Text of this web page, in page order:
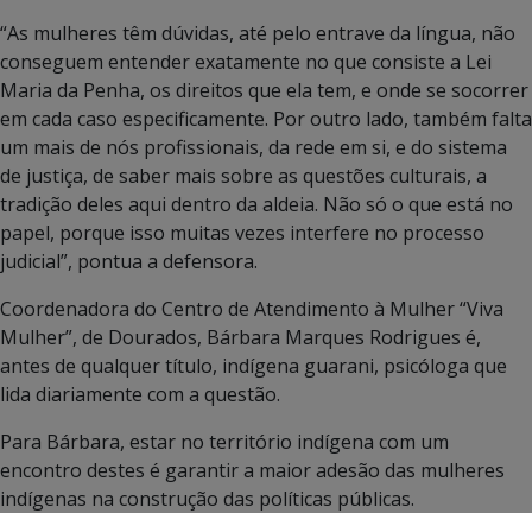
“As mulheres têm dúvidas, até pelo entrave da língua, não
conseguem entender exatamente no que consiste a Lei
Maria da Penha, os direitos que ela tem, e onde se socorrer
em cada caso especificamente. Por outro lado, também falta
um mais de nós profissionais, da rede em si, e do sistema
de justiça, de saber mais sobre as questões culturais, a
tradição deles aqui dentro da aldeia. Não só o que está no
papel, porque isso muitas vezes interfere no processo
judicial”, pontua a defensora.
Coordenadora do Centro de Atendimento à Mulher “Viva
Mulher”, de Dourados, Bárbara Marques Rodrigues é,
antes de qualquer título, indígena guarani, psicóloga que
lida diariamente com a questão.
Para Bárbara, estar no território indígena com um
encontro destes é garantir a maior adesão das mulheres
indígenas na construção das políticas públicas.